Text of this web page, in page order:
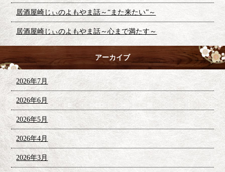
居酒屋崎じぃのよもやま話～“また来たい”～
居酒屋崎じぃのよもやま話～心まで満たす～
アーカイブ
2026年7月
2026年6月
2026年5月
2026年4月
2026年3月